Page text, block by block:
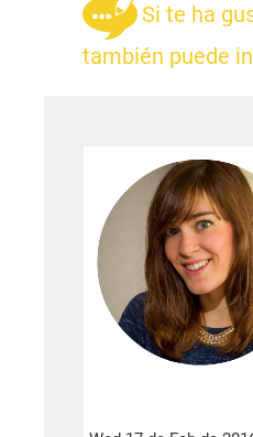
Si te ha
también puede